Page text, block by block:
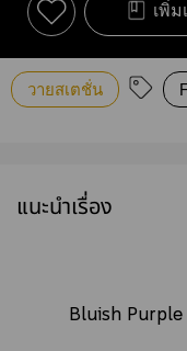
เพิ่
วายสเตชั่น
แนะนำเรื่อง
Bluish Purple